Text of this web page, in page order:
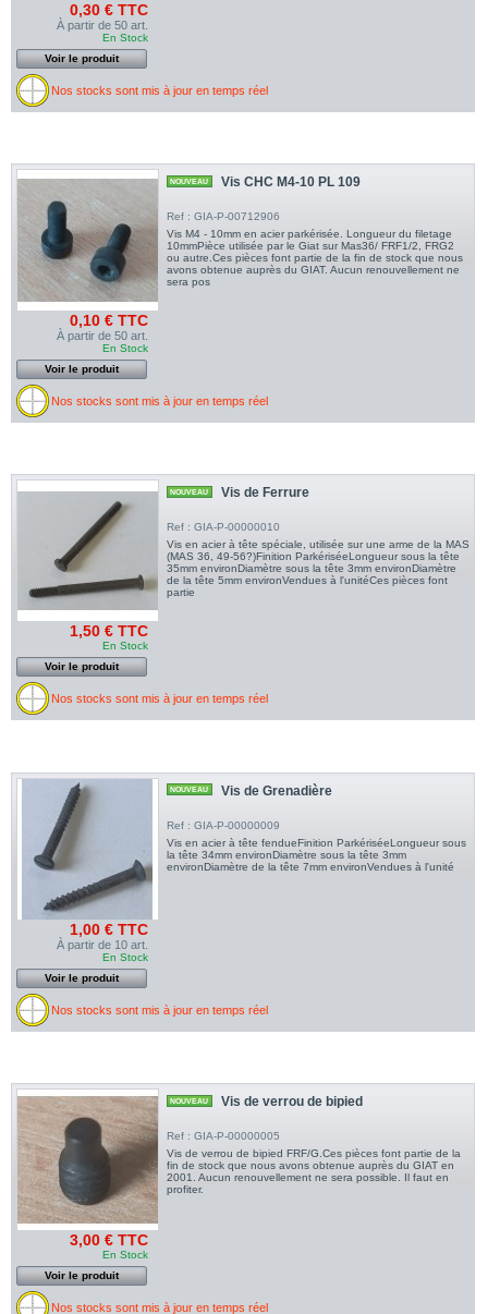
0,30 € TTC
À partir de 50 art.
En Stock
Voir le produit
Nos stocks sont mis à jour en temps réel
NOUVEAU Vis CHC M4-10 PL 109
Ref : GIA-P-00712906
Vis M4 - 10mm en acier parkérisée. Longueur du filetage
10mmPièce utilisée par le Giat sur Mas36/ FRF1/2, FRG2
ou autre.Ces pièces font partie de la fin de stock que nous
avons obtenue auprès du GIAT. Aucun renouvellement ne
sera pos
0,10 € TTC
À partir de 50 art.
En Stock
Voir le produit
Nos stocks sont mis à jour en temps réel
NOUVEAU Vis de Ferrure
Ref : GIA-P-00000010
Vis en acier à tête spéciale, utilisée sur une arme de la MAS
(MAS 36, 49-56?)Finition ParkériséeLongueur sous la tête
35mm environDiamètre sous la tête 3mm environDiamètre
de la tête 5mm environVendues à l'unitéCes pièces font
partie
1,50 € TTC
En Stock
Voir le produit
Nos stocks sont mis à jour en temps réel
NOUVEAU Vis de Grenadière
Ref : GIA-P-00000009
Vis en acier à tête fendueFinition ParkériséeLongueur sous
la tête 34mm environDiamètre sous la tête 3mm
environDiamètre de la tête 7mm environVendues à l'unité
1,00 € TTC
À partir de 10 art.
En Stock
Voir le produit
Nos stocks sont mis à jour en temps réel
NOUVEAU Vis de verrou de bipied
Ref : GIA-P-00000005
Vis de verrou de bipied FRF/G.Ces pièces font partie de la
fin de stock que nous avons obtenue auprès du GIAT en
2001. Aucun renouvellement ne sera possible. Il faut en
profiter.
3,00 € TTC
En Stock
Voir le produit
Nos stocks sont mis à jour en temps réel